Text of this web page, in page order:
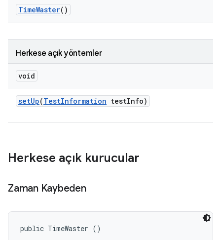
TimeWaster()
Herkese açık yöntemler
void
setUp(TestInformation testInfo)
Herkese açık kurucular
Zaman Kaybeden
public TimeWaster ()